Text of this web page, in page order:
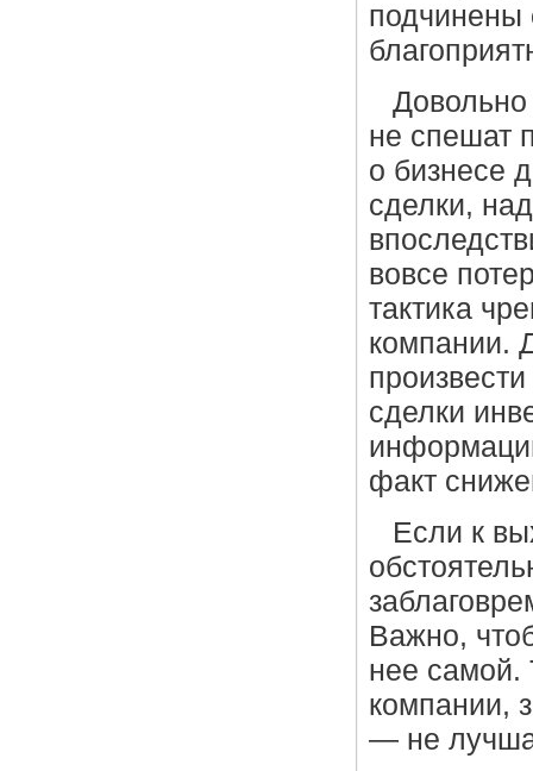
подчинены
Довольно
не спешат
о бизнесе
сделки,
вовсе
тактика
компании.
сделки
факт
Если к
Важно,
нее самой.
компании,
— не